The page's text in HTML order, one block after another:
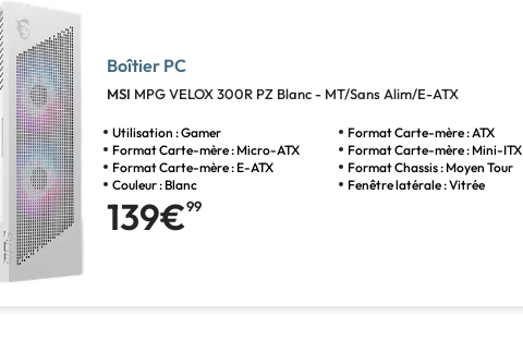
Boîtier PC
MSI MPG VELOX 300R PZ Blanc - MT/Sans Alim/E-ATX
Utilisation : Gamer
Format Carte-mère : ATX
Format Carte-mère : Micro-ATX
Format Carte-mère : Mini-ITX
Format Carte-mère : E-ATX
Format Chassis : Moyen Tour
Couleur : Blanc
Fenêtre latérale : Vitrée
139€99